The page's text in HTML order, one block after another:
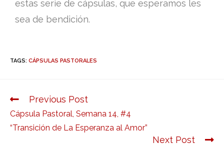
estas serie de cápsulas, que esperamos les
sea de bendición.
TAGS: CÁPSULAS PASTORALES
Previous Post
Cápsula Pastoral, Semana 14, #4
“Transición de La Esperanza al Amor”
Next Post